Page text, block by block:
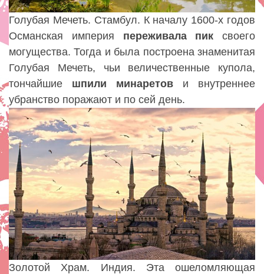
Голубая Мечеть. Стамбул. К началу 1600-х годов
Османская империя переживала пик своего
могущества. Тогда и была построена знаменитая
Голубая Мечеть, чьи величественные купола,
тончайшие шпили минаретов и внутреннее
убранство поражают и по сей день.
Золотой Храм. Индия. Эта ошеломляющая